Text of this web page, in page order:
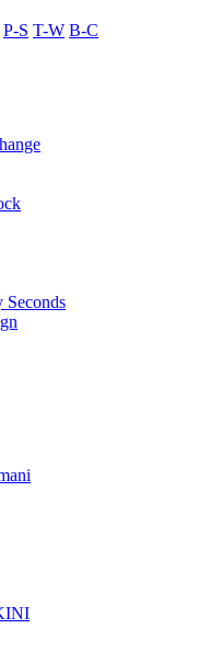
P-S T-W В-С
Seconds